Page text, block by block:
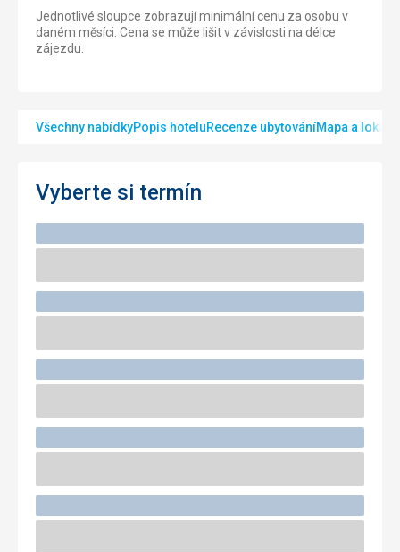
Jednotlivé sloupce zobrazují minimální cenu za osobu v
daném měsíci. Cena se může lišit v závislosti na délce
zájezdu.
Všechny nabídkyPopis hoteluRecenze ubytováníMapa a
Vyberte si termín